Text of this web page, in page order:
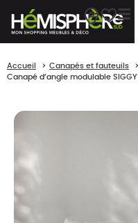
Accueil Canapés et fauteuils
Canapé d’angle modulable SIGGY